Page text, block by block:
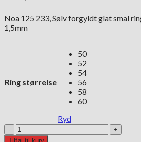
Noa 125 233, Sølv forgyldt glat smal
1,5mm
Ring størrelse
50
52
54
56
58
60
Ryd
Noa
125